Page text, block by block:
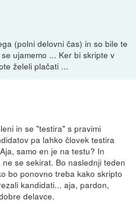
(polni delovni čas) in so bile te
ujamemo ... Ker bi skripte v
želeli plačati ...
in se "testira" s pravimi
pa lahko človek testira
samo en je na testu? In
se sekirat. Bo naslednji teden
bo ponovno treba kako skripto
kandidati... aja, pardon,
delavce.